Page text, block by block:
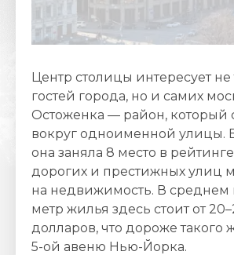
Центр столицы интересует не
гостей города, но и самих
Остоженка — район, который
вокруг одноименной улицы.
она заняла 8 место в
дорогих и престижных улиц
на недвижимость. В среднем
метр жилья здесь стоит от
долларов, что дороже такого
5-ой авеню Нью-Йорка.